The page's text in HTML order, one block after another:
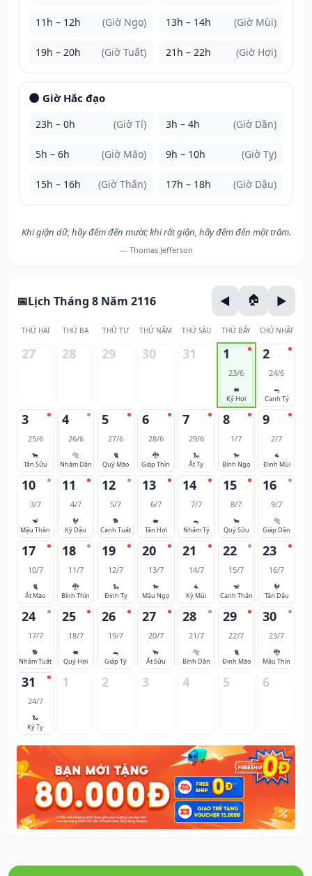
11h – 12h (Giờ Ngọ) 13h – 14h (Giờ Mùi)
19h – 20h (Giờ Tuất) 21h – 22h (Giờ Hợi)
🌑 Giờ Hắc đạo
23h – 0h (Giờ Tí) 3h – 4h (Giờ Dần)
5h – 6h (Giờ Mão) 9h – 10h (Giờ Tỵ)
15h – 16h (Giờ Thân) 17h – 18h (Giờ Dậu)
Khi giận dữ, hãy đếm đến mười; khi rất giận, hãy đếm đến một trăm.
— Thomas Jefferson
Lịch Tháng 8 Năm 2116
THỨ HAI THỨ BA THỨ TƯ THỨ NĂM THỨ SÁU THỨ BẢY CHỦ NHẬT
27 28 29 30 31 1
23/6
🐖
Kỷ Hợi
2
24/6
🐀
Canh Tý
3
25/6
🐂
Tân Sửu
4
26/6
🐅
Nhâm Dần
5
27/6
🐈
Quý Mão
6
28/6
🐉
Giáp Thìn
7
29/6
🐍
Ất Tỵ
8
1/7
🐎
Bính Ngọ
9
2/7
🐐
Đinh Mùi
10
3/7
🐒
Mậu Thân
11
4/7
🐓
Kỷ Dậu
12
5/7
🐕
Canh Tuất
13
6/7
🐖
Tân Hợi
14
7/7
🐀
Nhâm Tý
15
8/7
🐂
Quý Sửu
16
9/7
🐅
Giáp Dần
17
10/7
🐈
Ất Mão
18
11/7
🐉
Bính Thìn
19
12/7
🐍
Đinh Tỵ
20
13/7
🐎
Mậu Ngọ
21
14/7
🐐
Kỷ Mùi
22
15/7
🐒
Canh Thân
23
16/7
🐓
Tân Dậu
24
17/7
🐕
Nhâm Tuất
25
18/7
🐖
Quý Hợi
26
19/7
🐀
Giáp Tý
27
20/7
🐂
Ất Sửu
28
21/7
🐅
Bính Dần
29
22/7
🐈
Đinh Mão
30
23/7
🐉
Mậu Thìn
31
24/7
🐍
Kỷ Tỵ
1 2 3 4 5 6